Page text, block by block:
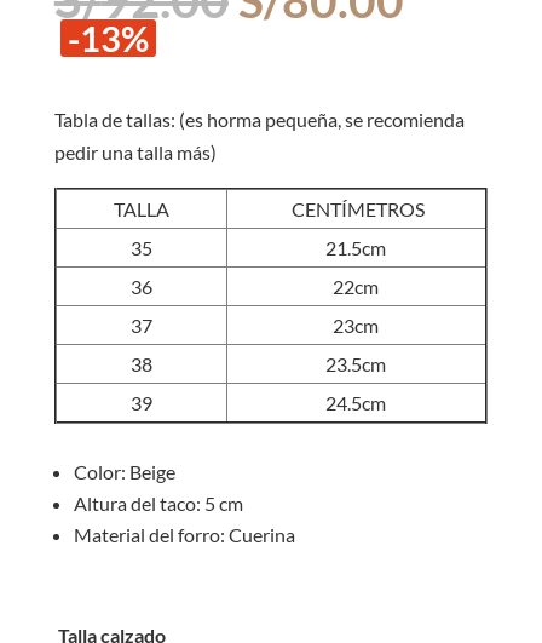
precio
S/92.00.
precio
S/
-13%
Tabla de tallas: (es horma pequeña, se recomienda
pedir una talla más)
TALLA
CENTÍMETROS
35
21.5cm
36
22cm
37
23cm
38
23.5cm
39
24.5cm
Color: Beige
Altura del taco: 5 cm
Material del forro: Cuerina
Talla calzado